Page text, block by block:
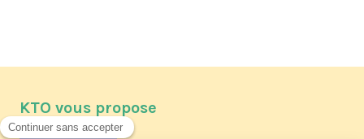
KTO vous propose